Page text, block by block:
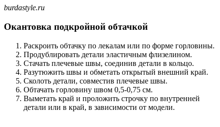
burdastyle.ru
Окантовка подкройной обтачкой
Раскроить обтачку по лекалам или по форме горловины.
Продублировать детали эластичным флизелином.
Стачать плечевые швы, соединив детали в кольцо.
Разутюжить швы и обметать открытый внешний край.
Сколоть детали, совместив плечевые швы.
Обтачать горловину швом 0,5-0,75 см.
Выметать край и проложить строчку по внутренней
детали или в край, в зависимости от модели.